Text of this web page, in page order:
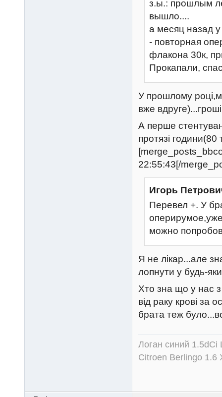
з.ы.: прошлым
вышло....
а месяц назад
- повторная
флакона 30к,
Прокапали,
У прошлому
вже
А перше
протязі години(80
22:55:43[/
Игорь
Перевел +. У
можно
Я не лікар...але
лопнути у будь-
Хто зна що у нас
від раку крові за
брата теж
Логан синий 1.5dCi
Citroen Berlingo 1.6